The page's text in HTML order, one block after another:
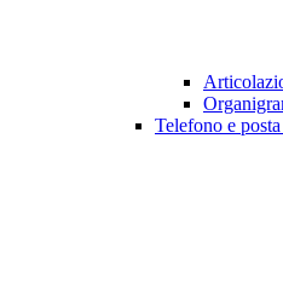
Telefono e